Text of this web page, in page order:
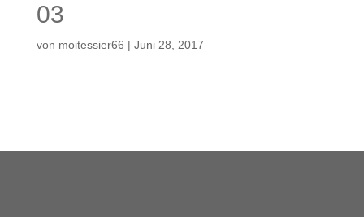
03
von moitessier66 | Juni 28, 2017